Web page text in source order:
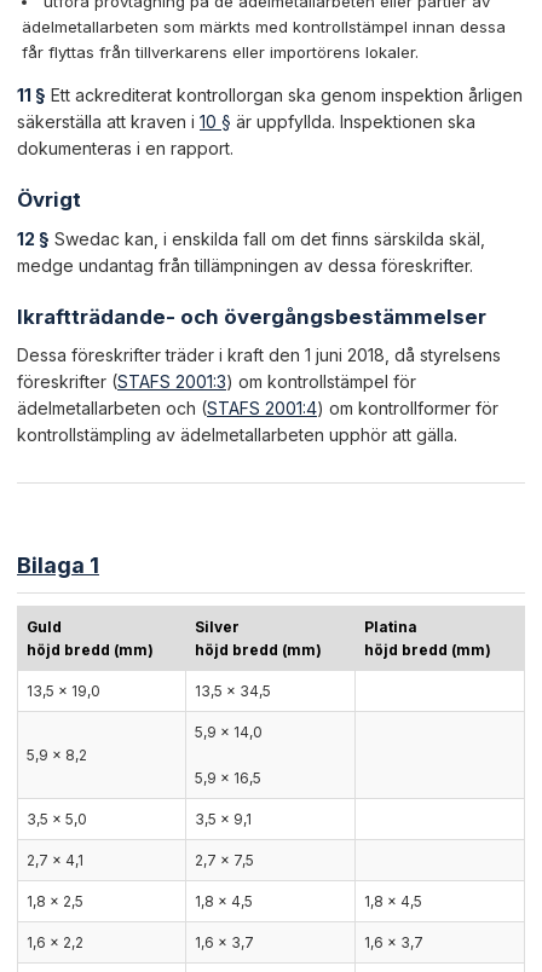
ädelmetallarbeten som märkts med kontrollstämpel innan dessa
får flyttas från tillverkarens eller importörens lokaler.
11 § Ett ackrediterat kontrollorgan ska genom inspektion årligen
säkerställa att kraven i 10 § är uppfyllda. Inspektionen ska
dokumenteras i en rapport.
Övrigt
12 § Swedac kan, i enskilda fall om det finns särskilda skäl,
medge undantag från tillämpningen av dessa föreskrifter.
Ikraftträdande- och övergångsbestämmelser
Dessa föreskrifter träder i kraft den 1 juni 2018, då styrelsens
föreskrifter (STAFS 2001:3) om kontrollstämpel för
ädelmetallarbeten och (STAFS 2001:4) om kontrollformer för
kontrollstämpling av ädelmetallarbeten upphör att gälla.
Bilaga 1
Guld
höjd bredd (mm)
Silver
höjd bredd (mm)
Platina
höjd bredd (mm)
13,5 x 19,0 13,5 x 34,5
5,9 x 8,2
5,9 x 14,0
5,9 x 16,5
3,5 x 5,0 3,5 x 9,1
2,7 x 4,1 2,7 x 7,5
1,8 x 2,5 1,8 x 4,5 1,8 x 4,5
1,6 x 2,2 1,6 x 3,7 1,6 x 3,7